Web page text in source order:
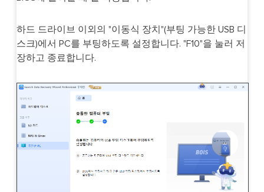
하드 드라이브 이외의 "이동식 장치"(부팅 가능한 USB 디
스크)에서 PC를 부팅하도록 설정합니다. "F10"을 눌러 저
장하고 종료합니다.